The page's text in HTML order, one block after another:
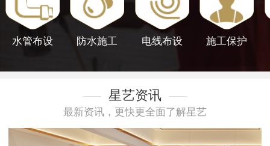
水管布设 防水施工 电线布设 施工保护
星艺资讯
最新资讯，更快更全面了解星艺